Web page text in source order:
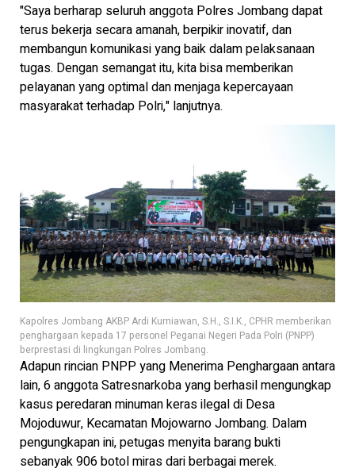
"Saya berharap seluruh anggota Polres Jombang dapat
terus bekerja secara amanah, berpikir inovatif, dan
membangun komunikasi yang baik dalam pelaksanaan
tugas. Dengan semangat itu, kita bisa memberikan
pelayanan yang optimal dan menjaga kepercayaan
masyarakat terhadap Polri," lanjutnya.
Kapolres Jombang AKBP Ardi Kurniawan, S.H., S.I.K., CPHR memberikan
penghargaan kepada 17 personel Peganai Negeri Pada Polri (PNPP)
berprestasi di lingkungan Polres Jombang.
Adapun rincian PNPP yang Menerima Penghargaan antara
lain, 6 anggota Satresnarkoba yang berhasil mengungkap
kasus peredaran minuman keras ilegal di Desa
Mojoduwur, Kecamatan Mojowarno Jombang. Dalam
pengungkapan ini, petugas menyita barang bukti
sebanyak 906 botol miras dari berbagai merek.